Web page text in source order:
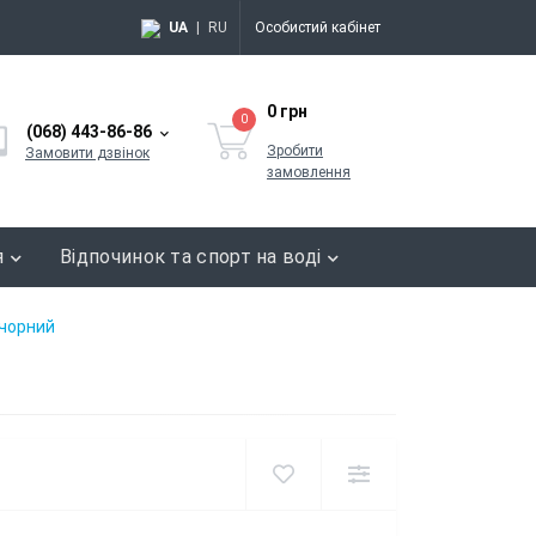
UA RU Особистий кабінет
(068) 443-86-86
Замовити дзвінок
0 0 грн
Зробити
замовлення
Відпочинок та спорт на воді